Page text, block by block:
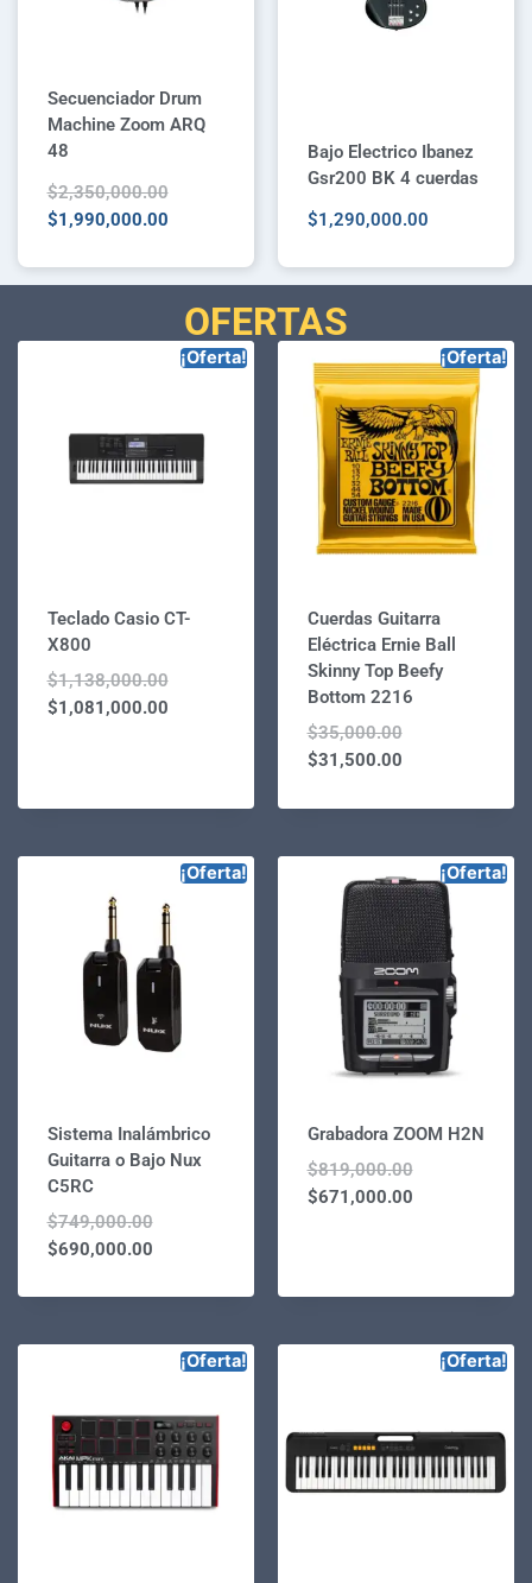
Secuenciador Drum
Machine Zoom ARQ
48
$2,350,000.00
$1,990,000.00
Bajo Electrico Ibanez
Gsr200 BK 4 cuerdas
$1,290,000.00
OFERTAS
¡Oferta!
Teclado Casio CT-
X800
$1,138,000.00
$1,081,000.00
¡Oferta!
Cuerdas Guitarra
Eléctrica Ernie Ball
Skinny Top Beefy
Bottom 2216
$35,000.00
$31,500.00
¡Oferta!
Sistema Inalámbrico
Guitarra o Bajo Nux
C5RC
$749,000.00
$690,000.00
¡Oferta!
Grabadora ZOOM H2N
$819,000.00
$671,000.00
¡Oferta! ¡Oferta!